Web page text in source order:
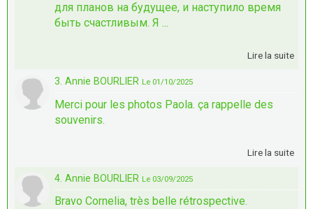
для планов на будущее, и наступило время
быть счастливым. Я ...
Lire la suite
3. Annie BOURLIER Le 01/10/2025
Merci pour les photos Paola. ça rappelle des
souvenirs.
Lire la suite
4. Annie BOURLIER Le 03/09/2025
Bravo Cornelia, très belle rétrospective.